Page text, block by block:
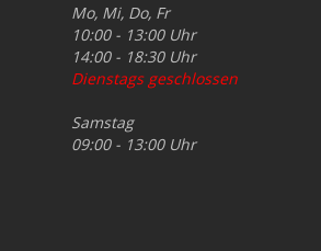
Mo, Mi, Do, Fr
10:00 - 13:00 Uhr
14:00 - 18:30 Uhr
Dienstags geschlossen
Samstag
09:00 - 13:00 Uhr